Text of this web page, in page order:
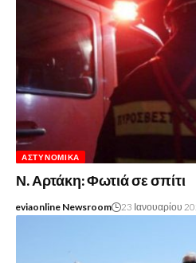
ΑΣΤΥΝΟΜΙΚΆ
Ν. Αρτάκη: Φωτιά σε σπίτι
eviaonline Newsroom 23 Ιανουαρίου